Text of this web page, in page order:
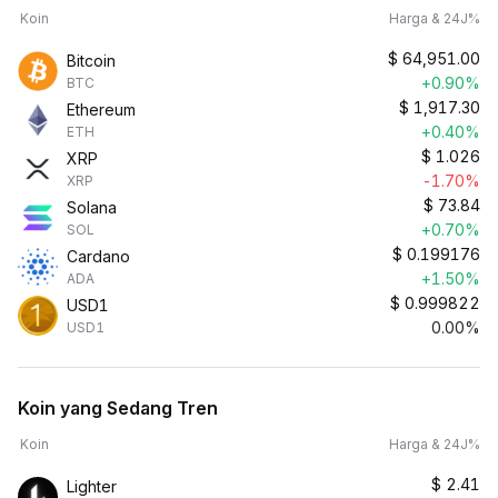
Koin Harga & 24J%
Bitcoin
BTC
$ 64,951.00
+0.90%
Ethereum
ETH
$ 1,917.30
+0.40%
XRP
XRP
$ 1.026
-1.70%
Solana
SOL
$ 73.84
+0.70%
Cardano
ADA
$ 0.199176
+1.50%
USD1
USD1
$ 0.999822
0.00%
Koin yang Sedang Tren
Koin Harga & 24J%
Lighter $ 2.41